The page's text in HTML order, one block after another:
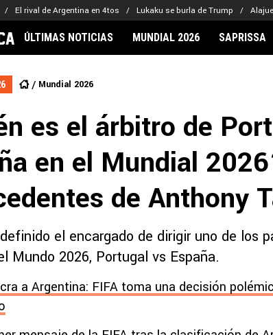
El rival de Argentina en 4tos Lukaku se burla de Trump
de Naciones
de Campeones
Kervin Arriaga
Nathaniel Méndez-Laing
ÚLTIMAS NOTICIAS MUNDIAL 2026 SAPRISSA
Mundial 2026
es el árbitro de
en el Mundial
de Anthony
el encargado de dirigir uno de los
Mundo 2026, Portugal vs España.
a Argentina: FIFA toma una decisión